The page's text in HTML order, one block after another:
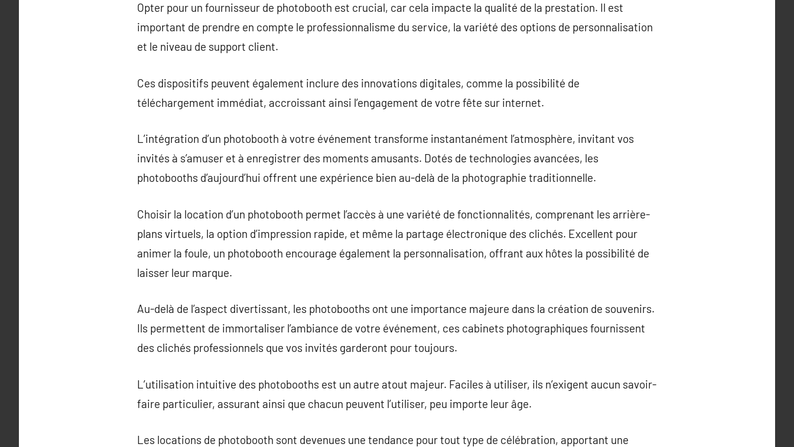
Opter pour un fournisseur de photobooth est crucial, car cela impacte la qualité de la prestation. Il est
important de prendre en compte le professionnalisme du service, la variété des options de personnalisation
et le niveau de support client.
Ces dispositifs peuvent également inclure des innovations digitales, comme la possibilité de
téléchargement immédiat, accroissant ainsi l’engagement de votre fête sur internet.
L’intégration d’un photobooth à votre événement transforme instantanément l’atmosphère, invitant vos
invités à s’amuser et à enregistrer des moments amusants. Dotés de technologies avancées, les
photobooths d’aujourd’hui offrent une expérience bien au-delà de la photographie traditionnelle.
Choisir la location d’un photobooth permet l’accès à une variété de fonctionnalités, comprenant les arrière-
plans virtuels, la option d’impression rapide, et même la partage électronique des clichés. Excellent pour
animer la foule, un photobooth encourage également la personnalisation, offrant aux hôtes la possibilité de
laisser leur marque.
Au-delà de l’aspect divertissant, les photobooths ont une importance majeure dans la création de souvenirs.
Ils permettent de immortaliser l’ambiance de votre événement, ces cabinets photographiques fournissent
des clichés professionnels que vos invités garderont pour toujours.
L’utilisation intuitive des photobooths est un autre atout majeur. Faciles à utiliser, ils n’exigent aucun savoir-
faire particulier, assurant ainsi que chacun peuvent l’utiliser, peu importe leur âge.
Les locations de photobooth sont devenues une tendance pour tout type de célébration, apportant une